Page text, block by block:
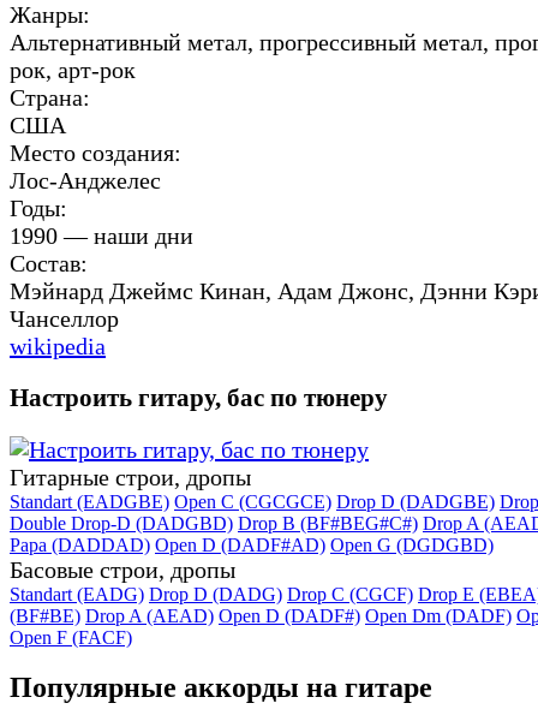
Жанры:
Альтернативный метал, прогрессивный метал,
рок, арт-рок
Страна:
США
Место создания:
Лос-Анджелес
Годы:
1990 — наши дни
Состав:
Мэйнард Джеймс Кинан, Адам Джонс, Дэнни
Чанселлор
wikipedia
Настроить гитару, бас по тюнеру
Гитарные строи, дропы
Standart (EADGBE) Open C (CGCGCE) Drop D (DADGBE)
Double Drop-D (DADGBD) Drop B (BF#BEG#C#) Drop A
Papa (DADDAD) Open D (DADF#AD) Open G (DGDGBD)
Басовые строи, дропы
Standart (EADG) Drop D (DADG) Drop C (CGCF) Drop E
(BF#BE) Drop A (AEAD) Open D (DADF#) Open Dm (DADF)
Open F (FACF)
Популярные аккорды на гитаре